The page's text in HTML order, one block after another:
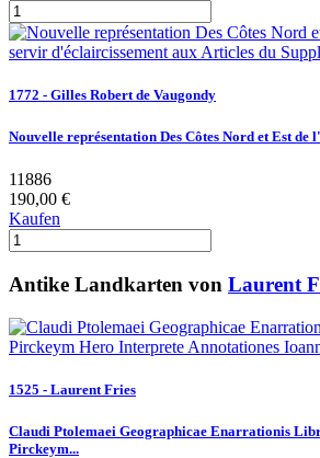
1772 - Gilles Robert de Vaugondy
Nouvelle représentation Des Côtes Nord et Est de
11886
190,00 €
Kaufen
Antike Landkarten von Laurent
1525 - Laurent Fries
Claudi Ptolemaei Geographicae Enarrationis
Pirckeym...